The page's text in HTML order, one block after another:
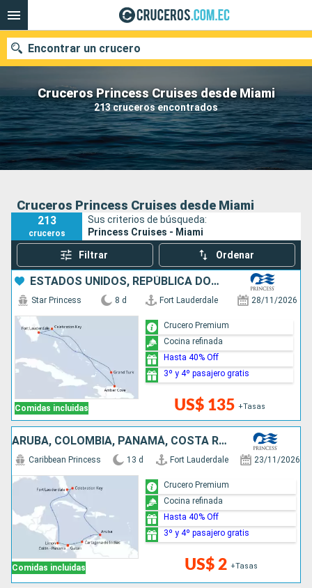
Cruceros Princess Cruises desde Miami
213 cruceros encontrados
Encontrar un crucero
Nuestros destinos
Fecha de salida
Buscar
Cruceros Princess Cruises desde Miami
213
cruceros
Sus criterios de búsqueda:
Princess Cruises - Miami
Filtrar Ordenar
ESTADOS UNIDOS, REPÚBLICA DOMINICANA, BAHAMAS
Comidas incluidas
Star Princess 8 d Fort Lauderdale 28/11/2026
US$ 135 +Tasas
Crucero Premium
Cocina refinada
Hasta 40% Off
3º y 4º pasajero gratis
ARUBA, COLOMBIA, PANAMÁ, COSTA RICA, BAHAMAS, ESTADOS UNIDOS
Comidas incluidas
Caribbean Princess 13 d Fort Lauderdale 23/11/2026
US$ 2 +Tasas
Crucero Premium
Cocina refinada
Hasta 40% Off
3º y 4º pasajero gratis